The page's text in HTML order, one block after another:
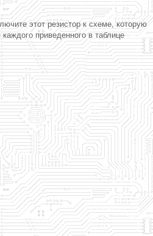
этот резистор к схеме, которую
приведенного в таблице